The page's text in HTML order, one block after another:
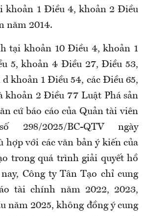
khoản 1 Điều 4, khoản 2 Điều
năm 2014.
tại khoản 10 Điều 4, khoản 1
5, khoản 4 Điều 27, Điều 53,
khoản 1 Điều 54, các Điều 65,
khoản 2 Điều 77 Luật Phá sản
cứ báo cáo của Quản tài viên
298/2025/BC-QTV ngày
hợp với các văn bản ý kiến của
trong quá trình giải quyết hồ
Công ty Tân Tạo chỉ cung
tài chính năm 2022, 2023,
năm 2025, không đồng ý cung